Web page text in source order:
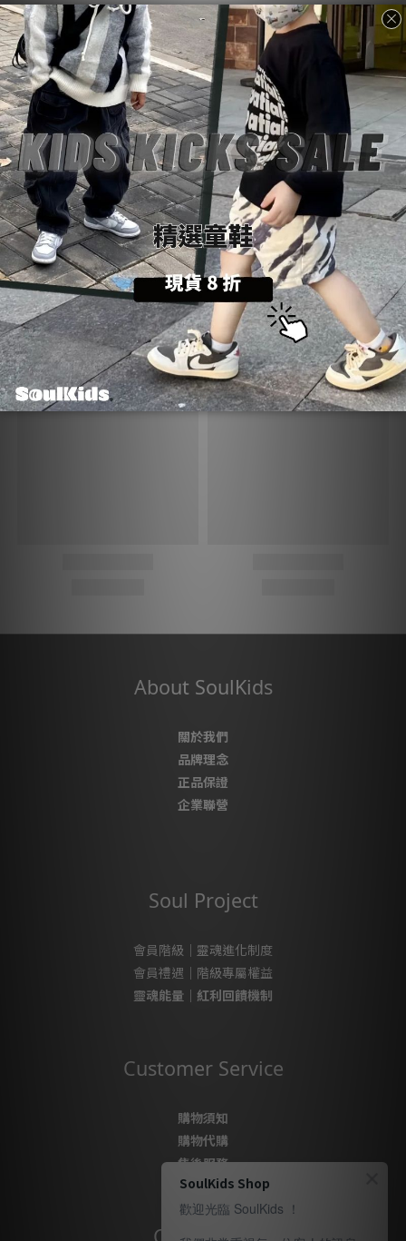
商品描述
💡 購物前請詳閱：【SoulKids購物須知與條約】
💬 商品諮詢與建議：【聯繫官方@LINE客服】
送貨方式 (6)
付款方式 (9)
您可能喜歡...
About SoulKids
關於我們
品牌理念
正品保證
企業聯營
Soul Project
會員階級｜靈魂進化制度
會員禮遇｜階級專屬權益
靈魂能量｜紅利回饋機制
Customer Service
購物須知
購物代購
售後服務
隱私政策
Contact Us
SoulKids Shop
歡迎光臨 SoulKids ！